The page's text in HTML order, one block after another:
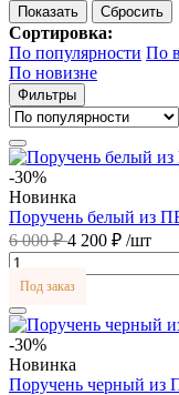
Сортировка:
По популярности По
По новизне
Фильтры
-30%
Новинка
Поручень белый из
6 000 ₽4 200 ₽ /шт
Под заказ
-30%
Новинка
Поручень черный из